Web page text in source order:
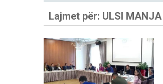
Lajmet për: ULSI MANJA